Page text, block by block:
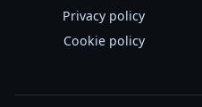
Privacy policy
Cookie policy